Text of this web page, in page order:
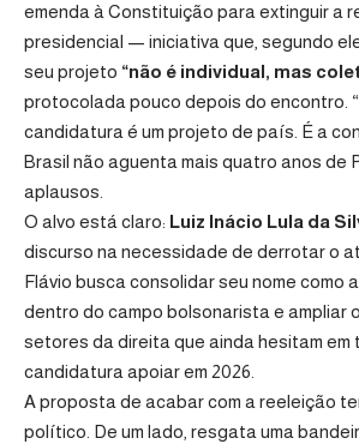
emenda à Constituição para extinguir a
presidencial — iniciativa que, segundo
seu projeto “não é individual, mas
protocolada pouco depois do encontro.
candidatura é um projeto de país. É a
Brasil não aguenta mais quatro anos de
aplausos.
O alvo está claro: Luiz Inácio Lula da
discurso na necessidade de derrotar o
Flávio busca consolidar seu nome como
dentro do campo bolsonarista e ampliar
setores da direita que ainda hesitam em
candidatura apoiar em 2026.
A proposta de acabar com a reeleição
político. De um lado, resgata uma